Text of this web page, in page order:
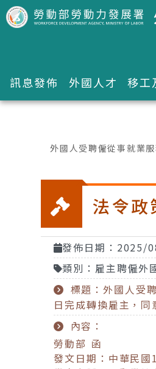
跳到主要內容區塊
訊息發佈 外國人才 移工
外國人受聘僱從事就業
法令政
發佈日期：2025/
類別：雇主聘僱外
標題：外國人受
日完成轉換雇主，
內容：
勞動部 函
發文日期：中華民